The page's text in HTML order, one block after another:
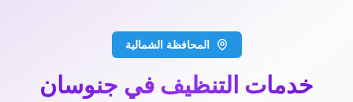
المحافظة الشمالية
خدمات التنظيف في جنوسان